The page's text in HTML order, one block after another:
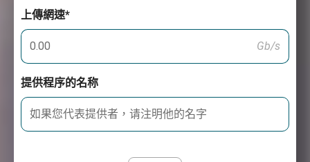
上傳網速*
Gb/s
提供程序的名称